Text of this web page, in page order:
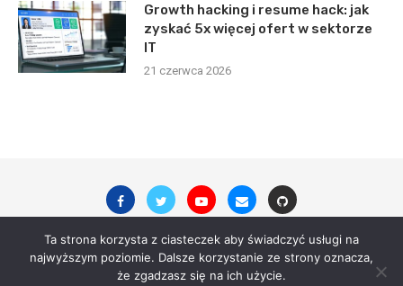
Growth hacking i resume hack: jak
zyskać 5x więcej ofert w sektorze
IT
21 czerwca 2026
© 2023 - All Right Reserved. digitalsite.pl
Ta strona korzysta z ciasteczek aby świadczyć usługi na
najwyższym poziomie. Dalsze korzystanie ze strony oznacza,
że zgadzasz się na ich użycie.